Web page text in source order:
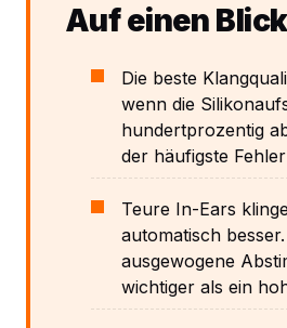
Auf einen Blick
Die beste
wenn die
hundertprozentig
der häufigste
Teure In-Ears
automatisch besser.
ausgewogene
wichtiger als ein